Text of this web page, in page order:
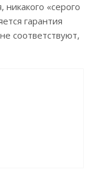
«серого
гарантия
соответствуют,